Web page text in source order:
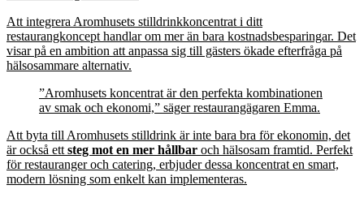
Att integrera Aromhusets stilldrinkkoncentrat i ditt
restaurangkoncept handlar om mer än bara kostnadsbesparingar. Det
visar på en ambition att anpassa sig till gästers ökade efterfråga på
hälsosammare alternativ.
”Aromhusets koncentrat är den perfekta kombinationen
av smak och ekonomi,” säger restaurangägaren Emma.
Att byta till Aromhusets stilldrink är inte bara bra för ekonomin, det
är också ett steg mot en mer hållbar och hälsosam framtid. Perfekt
för restauranger och catering, erbjuder dessa koncentrat en smart,
modern lösning som enkelt kan implementeras.